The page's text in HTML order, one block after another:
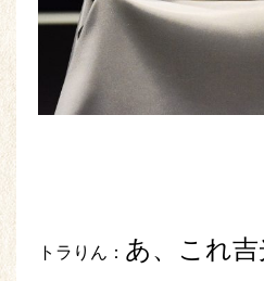
トラりん： あ、これ